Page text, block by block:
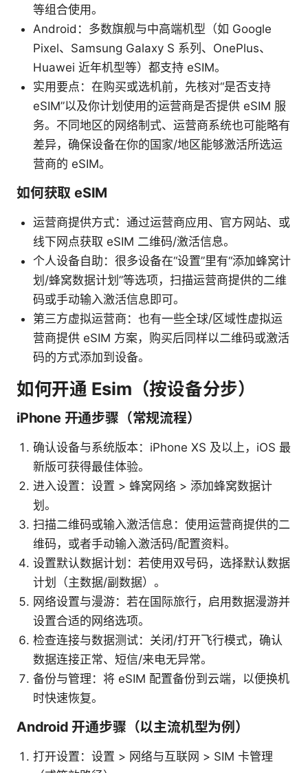
等组合使用。
Android：多数旗舰与中高端机型（如 Google
Pixel、Samsung Galaxy S 系列、OnePlus、
Huawei 近年机型等）都支持 eSIM。
实用要点：在购买或选机前，先核对“是否支持
eSIM”以及你计划使用的运营商是否提供 eSIM 服
务。不同地区的网络制式、运营商系统也可能略有
差异，确保设备在你的国家/地区能够激活所选运
营商的 eSIM。
如何获取 eSIM
运营商提供方式：通过运营商应用、官方网站、或
线下网点获取 eSIM 二维码/激活信息。
个人设备自助：很多设备在“设置”里有“添加蜂窝计
划/蜂窝数据计划”等选项，扫描运营商提供的二维
码或手动输入激活信息即可。
第三方虚拟运营商：也有一些全球/区域性虚拟运
营商提供 eSIM 方案，购买后同样以二维码或激活
码的方式添加到设备。
如何开通 Esim（按设备分步）
iPhone 开通步骤（常规流程）
确认设备与系统版本：iPhone XS 及以上，iOS 最
新版可获得最佳体验。
进入设置：设置 > 蜂窝网络 > 添加蜂窝数据计
划。
扫描二维码或输入激活信息：使用运营商提供的二
维码，或者手动输入激活码/配置资料。
设置默认数据计划：若使用双号码，选择默认数据
计划（主数据/副数据）。
网络设置与漫游：若在国际旅行，启用数据漫游并
设置合适的网络选项。
检查连接与数据测试：关闭/打开飞行模式，确认
数据连接正常、短信/来电无异常。
备份与管理：将 eSIM 配置备份到云端，以便换机
时快速恢复。
Android 开通步骤（以主流机型为例）
打开设置：设置 > 网络与互联网 > SIM 卡管理